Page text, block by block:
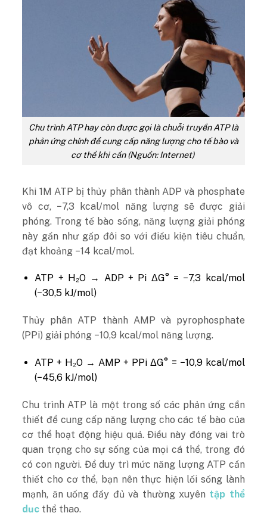
Chu trình ATP hay còn được gọi là chuỗi truyền ATP là
phản ứng chính để cung cấp năng lượng cho tế bào và
cơ thể khi cần (Nguồn: Internet)
Khi 1M ATP bị thủy phân thành ADP và phosphate
vô cơ, −7,3 kcal/mol năng lượng sẽ được giải
phóng. Trong tế bào sống, năng lượng giải phóng
này gần như gấp đôi so với điều kiện tiêu chuẩn,
đạt khoảng −14 kcal/mol.
ATP + H₂O → ADP + Pi ΔG° = −7,3 kcal/mol
(−30,5 kJ/mol)
Thủy phân ATP thành AMP và pyrophosphate
(PPi) giải phóng −10,9 kcal/mol năng lượng.
ATP + H₂O → AMP + PPi ΔG° = −10,9 kcal/mol
(−45,6 kJ/mol)
Chu trình ATP là một trong số các phản ứng cần
thiết để cung cấp năng lượng cho các tế bào của
cơ thể hoạt động hiệu quả. Điều này đóng vai trò
quan trọng cho sự sống của mọi cá thể, trong đó
có con người. Để duy trì mức năng lượng ATP cần
thiết cho cơ thể, bạn nên thực hiện lối sống lành
mạnh, ăn uống đầy đủ và thường xuyên tập thể
dục thể thao.